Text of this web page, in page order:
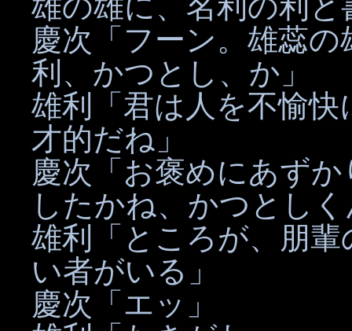
雄の雄に、名利の利と
慶次「フーン。雄蕊
利、かつとし、か」
雄利「君は人を不愉
才的だね」
慶次「お褒めにあず
したかね、かつとし
雄利「ところが、朋
い者がいる」
慶次「エッ」